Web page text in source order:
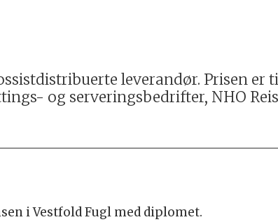
leverandør. Prisen er
og serveringsbedrifter, NHO
i Vestfold Fugl med diplomet.